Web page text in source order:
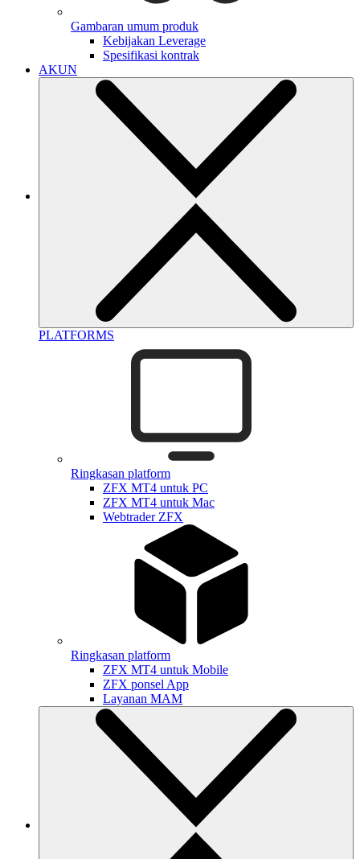
Gambaran umum produk
Kebijakan Leverage
Spesifikasi kontrak
AKUN
PLATFORMS
Ringkasan platform
ZFX MT4 untuk PC
ZFX MT4 untuk Mac
Webtrader ZFX
Ringkasan platform
ZFX MT4 untuk Mobile
ZFX ponsel App
Layanan MAM